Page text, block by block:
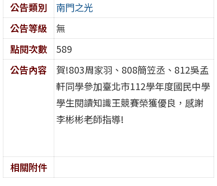
公告類別
南門之光
公告等級
無
點閱次數
589
公告內容
賀!803周家羽、808簡笠丞、812吳孟
軒同學參加臺北市112學年度國民中學
學生閱讀知識王競賽榮獲優良，感謝
李彬彬老師指導!
相關附件